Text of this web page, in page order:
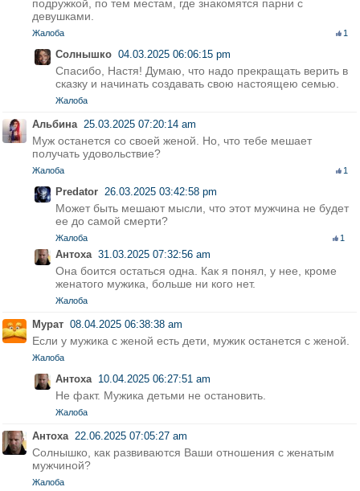
подружкой, по тем местам, где знакомятся парни с
девушками.
Жалоба 1
Солнышко 04.03.2025 06:06:15 pm
Спасибо, Настя! Думаю, что надо прекращать верить в
сказку и начинать создавать свою настоящею семью.
Жалоба
Альбина 25.03.2025 07:20:14 am
Муж останется со своей женой. Но, что тебе мешает
получать удовольствие?
Жалоба 1
Predator 26.03.2025 03:42:58 pm
Может быть мешают мысли, что этот мужчина не будет
ее до самой смерти?
Жалоба 1
Антоха 31.03.2025 07:32:56 am
Она боится остаться одна. Как я понял, у нее, кроме
женатого мужика, больше ни кого нет.
Жалоба
Мурат 08.04.2025 06:38:38 am
Если у мужика с женой есть дети, мужик останется с женой.
Жалоба
Антоха 10.04.2025 06:27:51 am
Не факт. Мужика детьми не остановить.
Жалоба
Антоха 22.06.2025 07:05:27 am
Солнышко, как развиваются Ваши отношения с женатым
мужчиной?
Жалоба